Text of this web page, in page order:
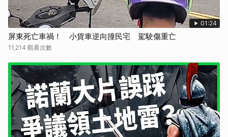
01:24
屏東死亡車禍！ 小貨車逆向撞民宅 駕駛傷重亡
11,214 觀看次數